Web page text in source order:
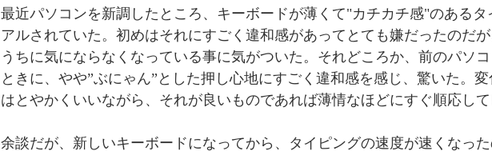
最近パソコンを新調したところ、キーボードが薄くて"カチカチ感"のあるタ
アルされていた。初めはそれにすごく違和感があってとても嫌だったのだ
うちに気にならなくなっている事に気がついた。それどころか、前のパソ
ときに、やや”ぶにゃん”とした押し心地にすごく違和感を感じ、驚いた。
はとやかくいいながら、それが良いものであれば薄情なほどにすぐ順応して
余談だが、新しいキーボードになってから、タイピングの速度が速くなっ